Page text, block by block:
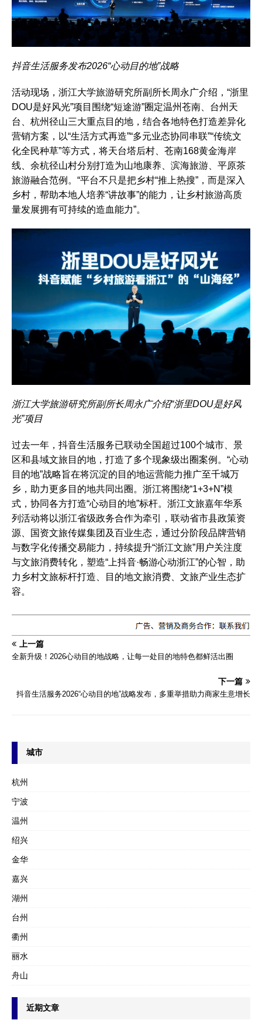
抖音生活服务发布2026“心动目的地”战略
活动现场，浙江大学旅游研究所副所长周永广介绍，“浙里
DOU是好风光”项目围绕“短途游”圈定温州苍南、台州天
台、杭州径山三大重点目的地，结合各地特色打造差异化
营销方案，以“生活方式再造”“多元业态协同串联”“传统文
化全民种草”等方式，将天台塔后村、苍南168黄金海岸
线、余杭径山村分别打造为山地康养、滨海旅游、平原茶
旅游融合范例。“平台不只是把乡村“推上热搜”，而是深入
乡村，帮助本地人培养“讲故事”的能力，让乡村旅游高质
量发展拥有可持续的造血能力”。
浙江大学旅游研究所副所长周永广介绍“浙里DOU是好风
光”项目
过去一年，抖音生活服务已联动全国超过100个城市、景
区和县域文旅目的地，打造了多个现象级出圈案例。“心动
目的地”战略旨在将沉淀的目的地运营能力推广至千城万
乡，助力更多目的地共同出圈。浙江将围绕“1+3+N”模
式，协同各方打造“心动目的地”标杆。浙江文旅嘉年华系
列活动将以浙江省级政务合作为牵引，联动省市县政策资
源、国资文旅传媒集团及百业生态，通过分阶段品牌营销
与数字化传播交易能力，持续提升“浙江文旅”用户关注度
与文旅消费转化，塑造“上抖音·畅游心动浙江”的心智，助
力乡村文旅标杆打造、目的地文旅消费、文旅产业生态扩
容。
上一篇
全新升级！2026心动目的地战略，让每一处目的地特色都鲜活出圈
下一篇
抖音生活服务2026“心动目的地”战略发布，多重举措助力商家生意增长
城市
杭州
宁波
温州
绍兴
金华
嘉兴
湖州
台州
衢州
丽水
舟山
近期文章